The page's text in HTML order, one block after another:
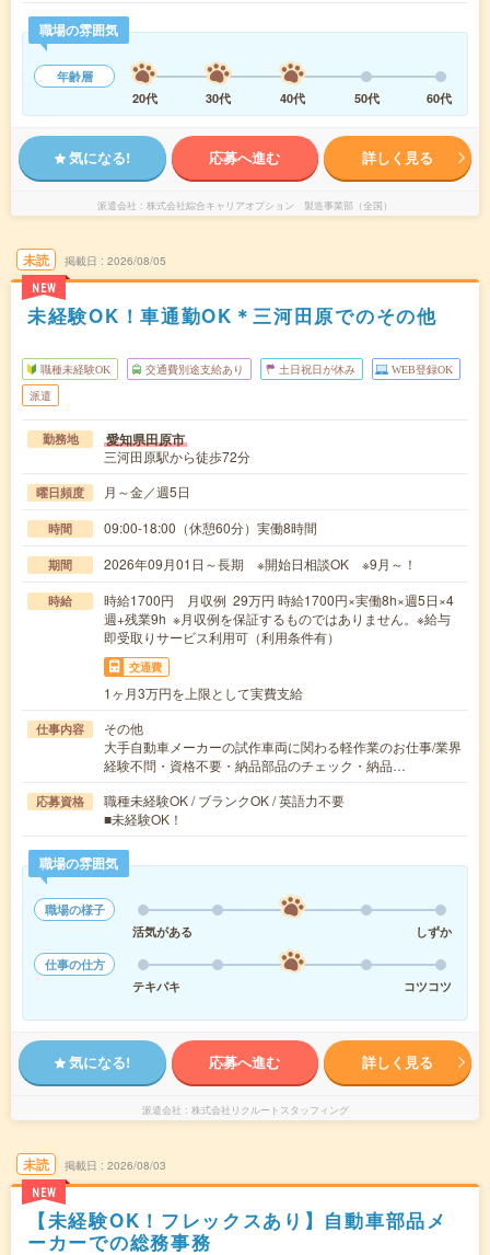
職場の雰囲気
年齢層
20代
30代 40代 50代 60代
気になる! 応募へ進む 詳しく見る
派遣会社 株式会社綜合キャリアオプション 製造事業部（全国）
未読
NEW
掲載日 2026/08/05
未経験OK！車通勤OK＊三河田原でのその他
職種未経験OK 交通費別途支給あり 土日祝日が休み WEB登録OK
派遣
勤務地 愛知県田原市
三河田原駅から徒歩72分
曜日頻度 月～金／週5日
時間 09:00-18:00（休憩60分）実働8時間
期間 2026年09月01日～長期 ※開始日相談OK ※9月～！
時給
時給1700円 月収例 29万円 時給1700円×実働8h×週5日×4
週+残業9h ※月収例を保証するものではありません。※給与
即受取りサービス利用可（利用条件有）
交通費
1ヶ月3万円を上限として実費支給
仕事内容
その他
大手自動車メーカーの試作車両に関わる軽作業のお仕事/業界
経験不問・資格不要・納品部品のチェック・納品…
応募資格
職種未経験OK / ブランクOK / 英語力不要
■未経験OK！
職場の雰囲気
職場の様子
活気がある
しずか
仕事の仕方
テキパキ
コツコツ
気になる! 応募へ進む 詳しく見る
派遣会社 株式会社リクルートスタッフィング
未読
NEW
掲載日 2026/08/03
【未経験OK！フレックスあり】自動車部品メ
ーカーでの総務事務